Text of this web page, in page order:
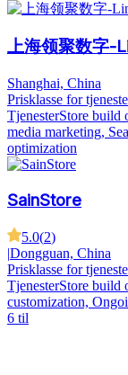
上海领聚数字-
Shanghai, China
Prisklasse for
TjenesterStore build
media marketing,
optimization
SainStore
5.0(2)
|Dongguan, China
Prisklasse for
TjenesterStore build
customization,
6 til